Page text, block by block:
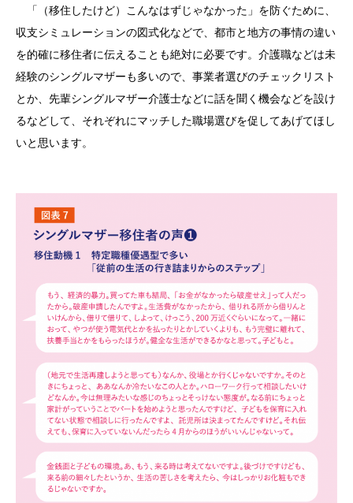
「（移住したけど）こんなはずじゃなかった」を防ぐために、
収支シミュレーションの図式化などで、都市と地方の事情の違い
を的確に移住者に伝えることも絶対に必要です。介護職などは未
経験のシングルマザーも多いので、事業者選びのチェックリスト
とか、先輩シングルマザー介護士などに話を聞く機会などを設け
るなどして、それぞれにマッチした職場選びを促してあげてほし
いと思います。